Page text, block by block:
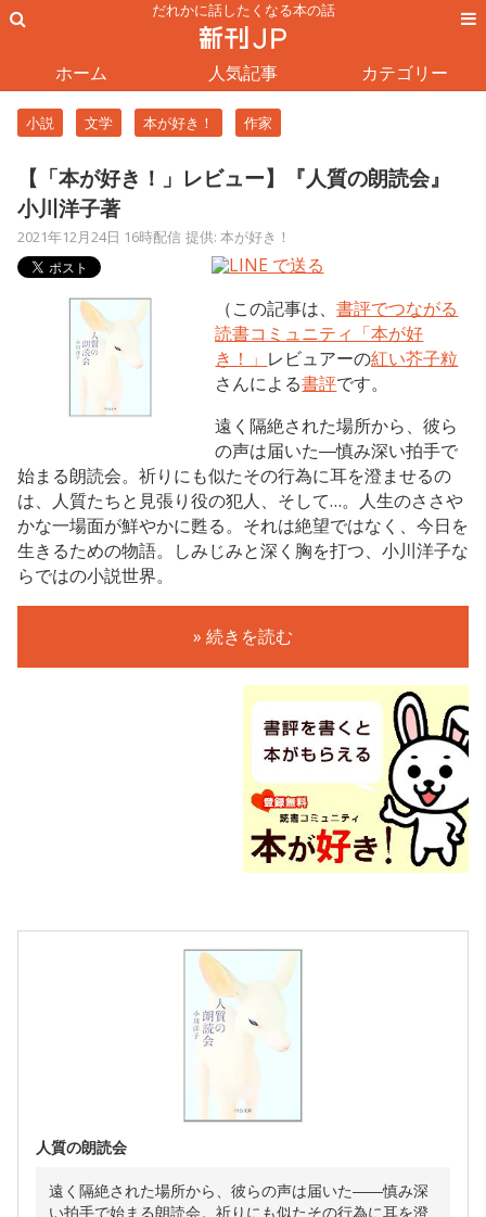
だれかに話したくなる本の話
ホーム 人気記事 カテゴリー
小説 文学 本が好き！ 作家
【「本が好き！」レビュー】『人質の朗読会』
小川洋子著
2021年12月24日 16時配信 提供: 本が好き！
（この記事は、書評でつながる
読書コミュニティ「本が好
き！」 レビュアーの紅い芥子粒
さんによる書評です。
遠く隔絶された場所から、彼ら
の声は届いた―慎み深い拍手で
始まる朗読会。祈りにも似たその行為に耳を澄ませるの
は、人質たちと見張り役の犯人、そして…。人生のささや
かな一場面が鮮やかに甦る。それは絶望ではなく、今日を
生きるための物語。しみじみと深く胸を打つ、小川洋子な
らではの小説世界。
» 続きを読む
人質の朗読会
遠く隔絶された場所から、彼らの声は届いた――慎み深
い拍手で始まる朗読会。祈りにも似たその行為に耳を澄